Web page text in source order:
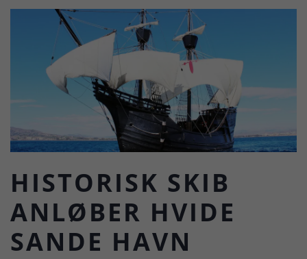
HISTORISK SKIB
ANLØBER HVIDE
SANDE HAVN